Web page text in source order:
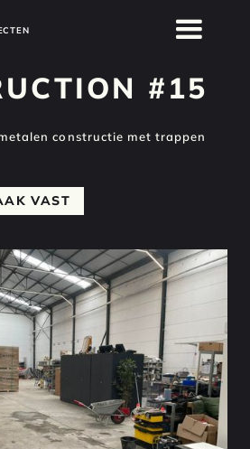
#15
constructie met trappen
VAST